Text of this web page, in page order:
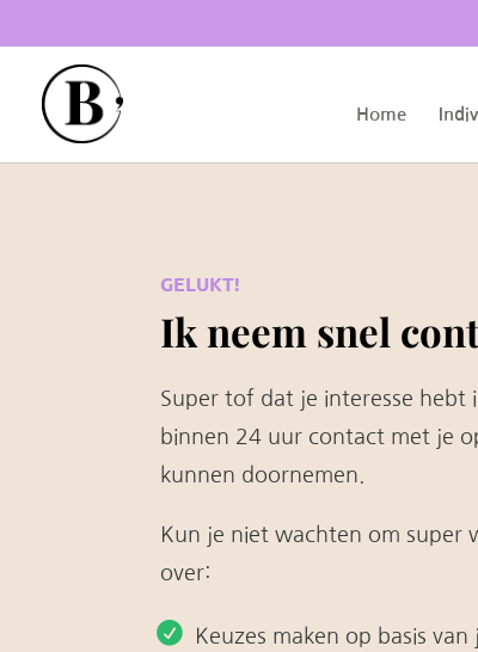
Home
GELUKT!
Ik neem snel
Super tof dat je interesse hebt
binnen 24 uur contact met je
kunnen doornemen.
Kun je niet wachten om super
over:
Keuzes maken op basis van